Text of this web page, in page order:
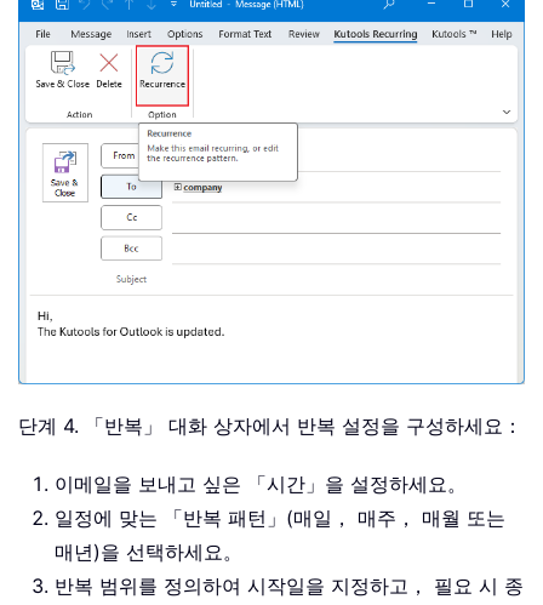
단계 4. 「반복」 대화 상자에서 반복 설정을 구성하세요：
이메일을 보내고 싶은 「시간」을 설정하세요。
일정에 맞는 「반복 패턴」(매일， 매주， 매월 또는
매년)을 선택하세요。
반복 범위를 정의하여 시작일을 지정하고， 필요 시 종